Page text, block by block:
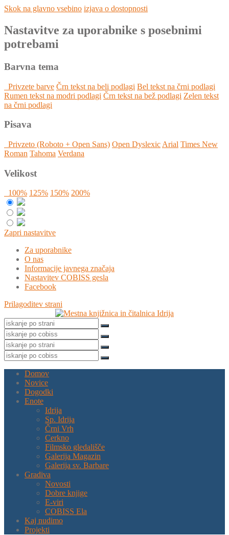
Skok na glavno vsebino izjava o dostopnosti
Nastavitve za uporabnike s posebnimi
potrebami
Barvna tema
Privzete barve Črn tekst na beli podlagi Bel tekst na črni podlagi
Rumen tekst na modri podlagi Črn tekst na bež podlagi Zelen tekst
na črni podlagi
Pisava
Privzeto (Roboto + Open Sans) Open Dyslexic Arial Times New
Roman Tahoma Verdana
Velikost
100% 125% 150% 200%
Zapri nastavitve
Za uporabnike
O nas
Informacije javnega značaja
Nastavitev COBISS gesla
Facebook
Prilagoditev strani
Domov
Novice
Dogodki
Enote
Idrija
Sp. Idrija
Črni Vrh
Cerkno
Filmsko gledališče
Galerija Magazin
Galerija sv. Barbare
Gradiva
Novosti
Dobre knjige
E-viri
COBISS Ela
Kaj nudimo
Projekti